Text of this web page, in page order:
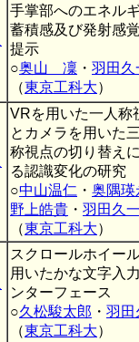
手掌部へのエネル
蓄積感及び発射感
提示
○奥山 凜 ・ 羽田久
（東京工科大）
VRを用いた一人称
とカメラを用いた
称視点の切り替え
る認識変化の研究
○中山温仁 ・ 奥隅瑛
野上皓貴 ・ 羽田久
（東京工科大）
スクロールホイー
用いたかな文字入
ンターフェース
○久松駿太郎 ・ 羽田
（東京工科大）